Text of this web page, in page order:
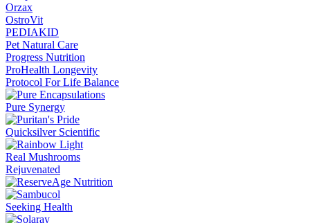
Orzax
OstroVit
PEDIAKID
Pet Natural Care
Progress Nutrition
ProHealth Longevity
Protocol For Life Balance
Pure Synergy
Quicksilver Scientific
Real Mushrooms
Rejuvenated
Seeking Health